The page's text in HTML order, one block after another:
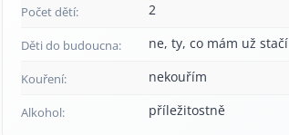
Počet dětí: 2
Děti do budoucna: ne, ty, co mám už stačí
Kouření: nekouřím
Alkohol: příležitostně